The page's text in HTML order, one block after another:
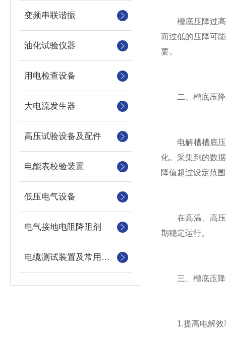
变频串联谐振
油化试验仪器
用电检查设备
大电流发生器
高压试验设备及配件
电能表校验装置
低压电气设备
电气接地电阻降阻剂
电缆测试装置及常用仪器仪表
槽底压降过高
而过低的压降可
要。
二、槽底压降
电解槽槽底压
化。采集到的数
降值超过设定范
在高温、高压
期稳定运行。
三、槽底压降
1.提高电解效